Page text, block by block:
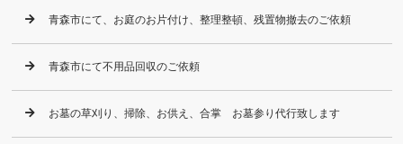
青森市にて、お庭のお片付け、整理整頓、残置物撤去のご依頼
青森市にて不用品回収のご依頼
お墓の草刈り、掃除、お供え、合掌 お墓参り代行致します